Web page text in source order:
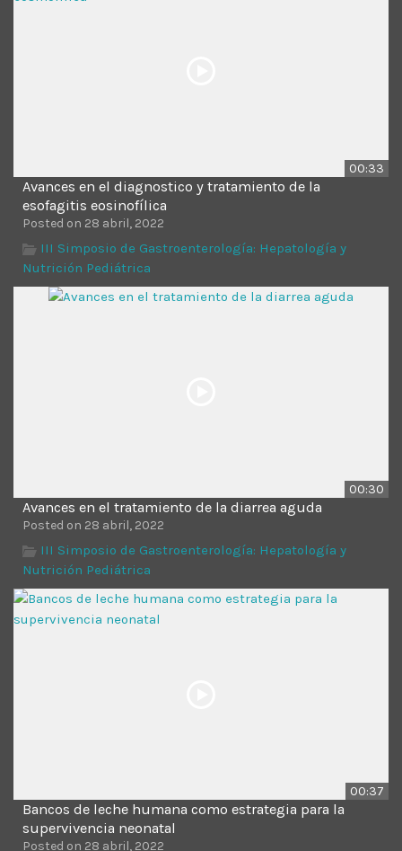
00:33
Avances en el diagnostico y tratamiento de la
esofagitis eosinofílica
Posted on 28 abril, 2022
III Simposio de Gastroenterología: Hepatología y
Nutrición Pediátrica
00:30
Avances en el tratamiento de la diarrea aguda
Posted on 28 abril, 2022
III Simposio de Gastroenterología: Hepatología y
Nutrición Pediátrica
00:37
Bancos de leche humana como estrategia para la
supervivencia neonatal
Posted on 28 abril, 2022